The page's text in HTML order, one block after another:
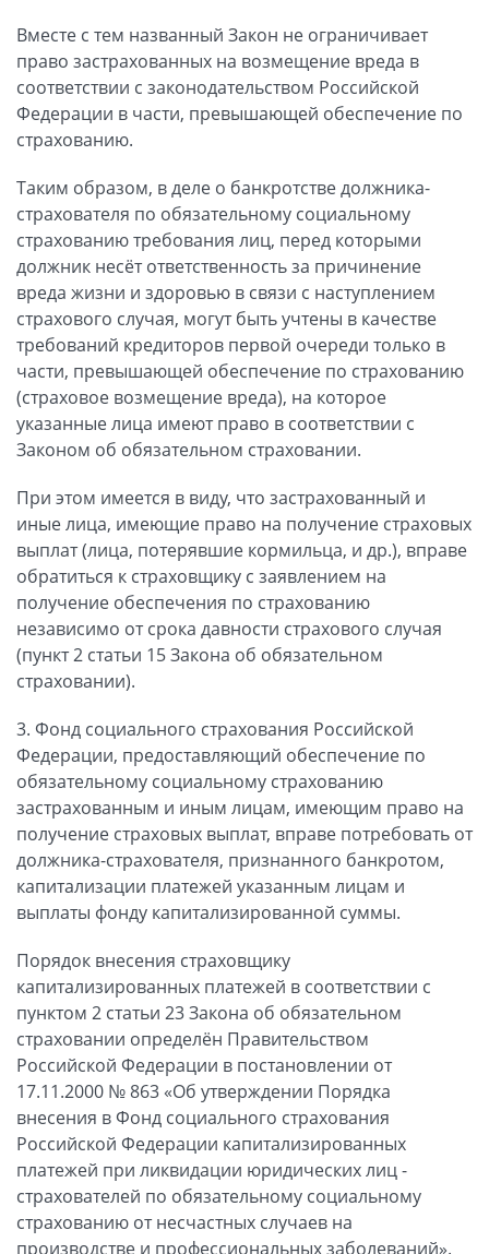
Вместе с тем названный Закон не ограничивает
право застрахованных на возмещение вреда в
соответствии с законодательством Российской
Федерации в части, превышающей обеспечение по
страхованию.
Таким образом, в деле о банкротстве должника-
страхователя по обязательному социальному
страхованию требования лиц, перед которыми
должник несёт ответственность за причинение
вреда жизни и здоровью в связи с наступлением
страхового случая, могут быть учтены в качестве
требований кредиторов первой очереди только в
части, превышающей обеспечение по страхованию
(страховое возмещение вреда), на которое
указанные лица имеют право в соответствии с
Законом об обязательном страховании.
При этом имеется в виду, что застрахованный и
иные лица, имеющие право на получение страховых
выплат (лица, потерявшие кормильца, и др.), вправе
обратиться к страховщику с заявлением на
получение обеспечения по страхованию
независимо от срока давности страхового случая
(пункт 2 статьи 15 Закона об обязательном
страховании).
3. Фонд социального страхования Российской
Федерации, предоставляющий обеспечение по
обязательному социальному страхованию
застрахованным и иным лицам, имеющим право на
получение страховых выплат, вправе потребовать от
должника-страхователя, признанного банкротом,
капитализации платежей указанным лицам и
выплаты фонду капитализированной суммы.
Порядок внесения страховщику
капитализированных платежей в соответствии с
пунктом 2 статьи 23 Закона об обязательном
страховании определён Правительством
Российской Федерации в постановлении от
17.11.2000 № 863 «Об утверждении Порядка
внесения в Фонд социального страхования
Российской Федерации капитализированных
платежей при ликвидации юридических лиц -
страхователей по обязательному социальному
страхованию от несчастных случаев на
производстве и профессиональных заболеваний».